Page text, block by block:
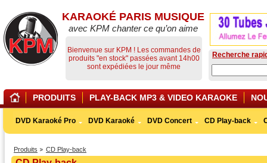
Produits CD Play-back
KARAOKÉ PARIS MUSIQUE
avec KPM chanter ce qu’on aime
Bienvenue sur KPM ! Les commandes de
produits "en stock" passées avant 14h00
sont expédiées le jour même
Recherche
PRODUITS PLAY-BACK MP3 & VIDEO KARAOKE
DVD Karaoké Pro DVD Karaoké DVD Concert CD Play-back